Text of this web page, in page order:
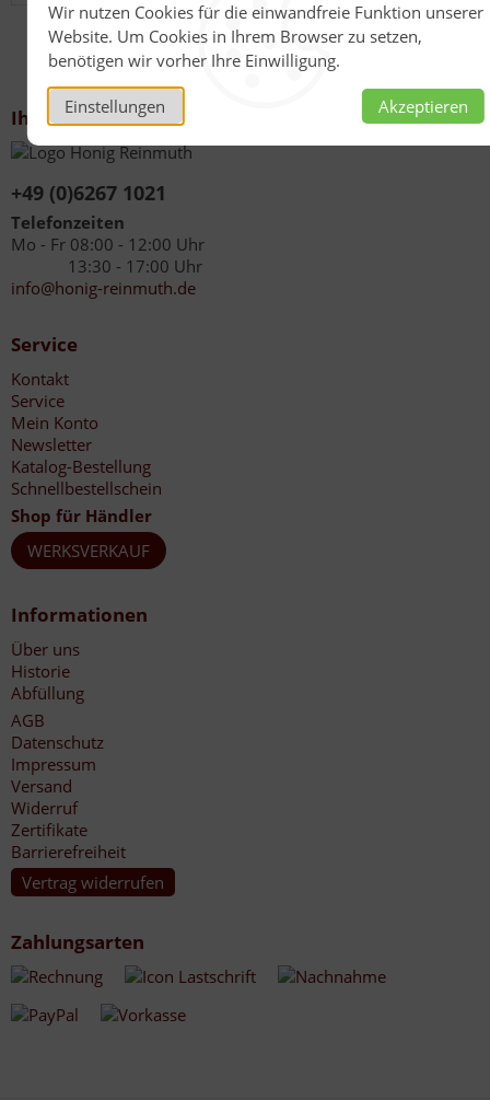
Wir nutzen Cookies für die einwandfreie Funktion unserer
Website. Um Cookies in Ihrem Browser zu setzen,
benötigen wir vorher Ihre Einwilligung.
Einstellungen Akzeptieren
Ihr Kontakt zu uns
+49 (0)6267 1021
Telefonzeiten
Mo - Fr 08:00 - 12:00 Uhr
13:30 - 17:00 Uhr
info@honig-reinmuth.de
Service
Kontakt
Service
Mein Konto
Newsletter
Katalog-Bestellung
Schnellbestellschein
Shop für Händler
WERKSVERKAUF
Informationen
Über uns
Historie
Abfüllung
AGB
Datenschutz
Impressum
Versand
Widerruf
Zertifikate
Barrierefreiheit
Vertrag widerrufen
Zahlungsarten